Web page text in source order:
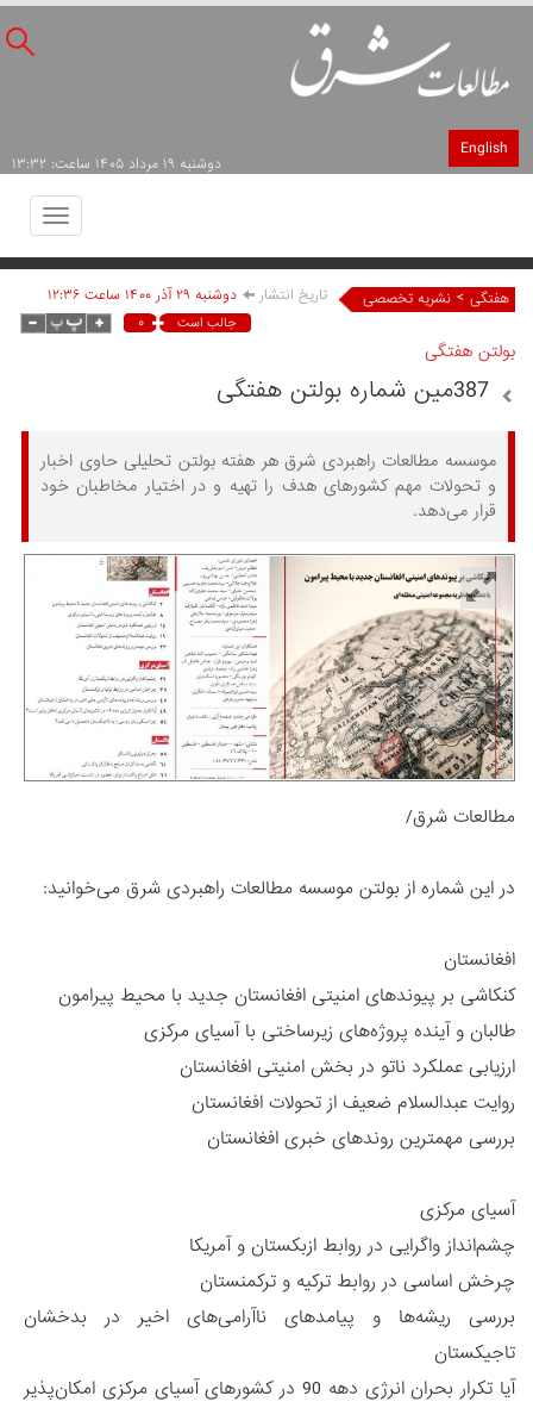
English
دوشنبه ۱۹ مرداد ۱۴۰۵ ساعت: ۱۳:۳۲
Toggle
هفتگی > نشریه تخصصی تاریخ انتشار دوشنبه ۲۹ آذر ۱۴۰۰ ساعت ۱۲:۳۶
جالب است ۰
بولتن هفتگی
387مین شماره بولتن هفتگی
موسسه مطالعات راهبردی شرق هر هفته بولتن تحلیلی حاوی اخبار
و تحولات مهم کشورهای هدف را تهیه و در اختیار مخاطبان خود
قرار می‌دهد.
مطالعات شرق/
در این شماره از بولتن موسسه مطالعات راهبردی شرق می‌خوانید:
افغانستان
کنکاشی بر پیوندهای امنیتی افغانستان جدید با محیط پیرامون
طالبان و آینده پروژه‌های زیرساختی با آسیای مرکزی
ارزیابی عملکرد ناتو در بخش امنیتی افغانستان
روایت عبدالسلام ضعیف از تحولات افغانستان
بررسی مهمترین روندهای خبری افغانستان
آسیای مرکزی
چشم‌انداز واگرایی در روابط ازبکستان و آمریکا
چرخش اساسی در روابط ترکیه و ترکمنستان
بررسی ریشه‌ها و پیامدهای ناآرامی‌های اخیر در بدخشان
تاجیکستان
آیا تکرار بحران انرژی دهه 90 در کشورهای آسیای مرکزی امکان‌پذیر